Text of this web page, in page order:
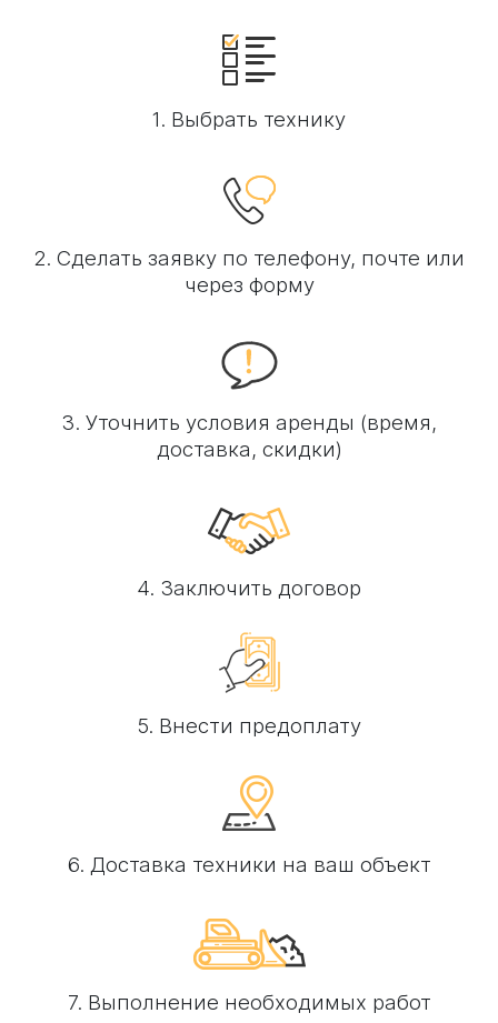
1. Выбрать технику
2. Сделать заявку по телефону, почте или
через форму
3. Уточнить условия аренды (время,
доставка, скидки)
4. Заключить договор
5. Внести предоплату
6. Доставка техники на ваш объект
7. Выполнение необходимых работ